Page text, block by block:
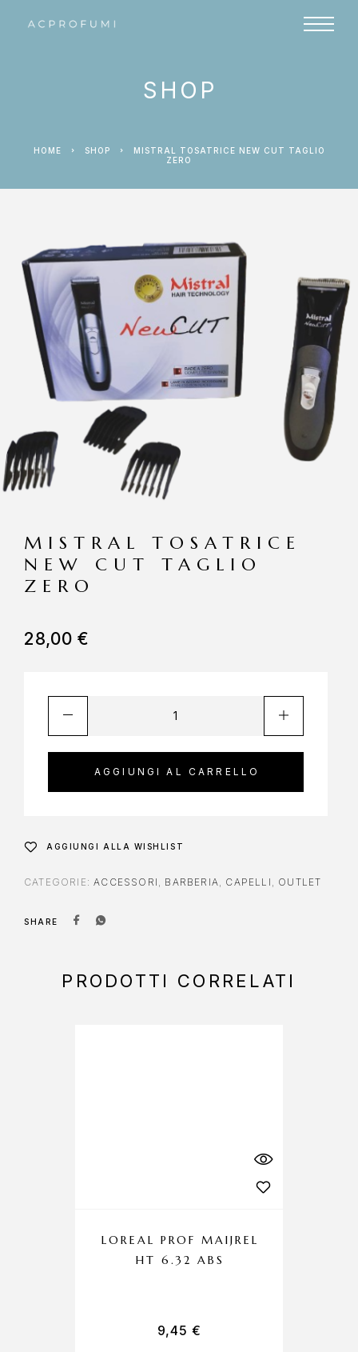
SHOP
HOME SHOP
MISTRAL TOSATRICE NEW CUT TAGLIO
ZERO
MISTRAL TOSATRICE
NEW CUT TAGLIO
ZERO
28,00 €
AGGIUNGI AL CARRELLO
AGGIUNGI ALLA WISHLIST
CATEGORIE:ACCESSORI , BARBERIA, CAPELLI , OUTLET
SHARE
PRODOTTI CORRELATI
LOREAL PROF MAIJREL
HT 6.32 ABS
9,45 €